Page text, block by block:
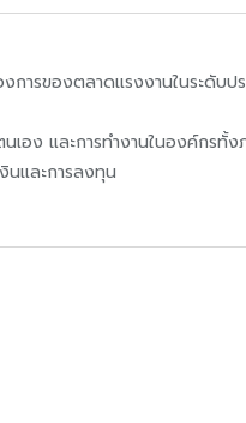
ารของตลาดแรงงานในระดับปร
เอง และการทำงานในองค์กรทั้ง
นและการลงทุน